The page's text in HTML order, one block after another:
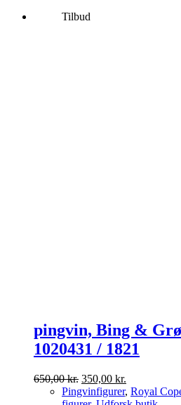
550,00 kr..
Tilbud
pingvin, Bing &
1020431 / 1821
650,00kr. Den
oprindelige
350,00 kr.
aktuelle
Pingvinfigurer, Royal